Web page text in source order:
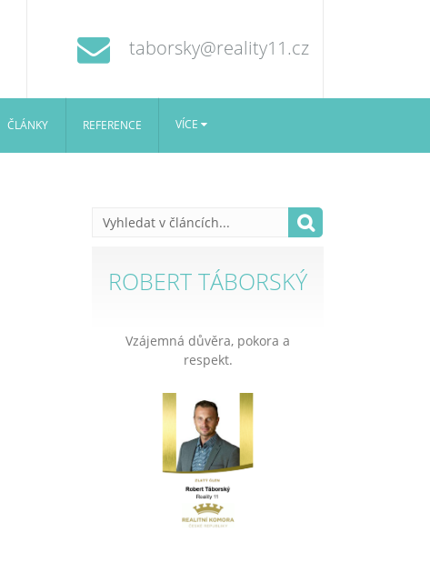
taborsky@reality11.cz
ČLÁNKY REFERENCE VÍCE
ROBERT TÁBORSKÝ
Vzájemná důvěra, pokora a
respekt.